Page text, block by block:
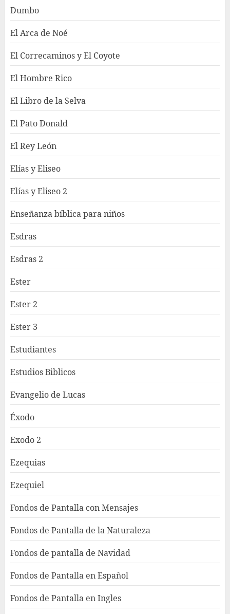
Dumbo
El Arca de Noé
El Correcaminos y El Coyote
El Hombre Rico
El Libro de la Selva
El Pato Donald
El Rey León
Elías y Eliseo
Elías y Eliseo 2
Enseñanza bíblica para niños
Esdras
Esdras 2
Ester
Ester 2
Ester 3
Estudiantes
Estudios Biblicos
Evangelio de Lucas
Éxodo
Exodo 2
Ezequias
Ezequiel
Fondos de Pantalla con Mensajes
Fondos de Pantalla de la Naturaleza
Fondos de pantalla de Navidad
Fondos de Pantalla en Español
Fondos de Pantalla en Ingles